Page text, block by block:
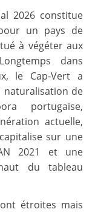
2026 constitue
un pays de
à végéter aux
dans
le Cap-Vert a
naturalisation de
portugaise,
actuelle,
sur une
2021 et une
du tableau
étroites mais